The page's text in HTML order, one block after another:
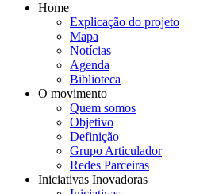
Home
Explicação do projeto
Mapa
Notícias
Agenda
Biblioteca
O movimento
Quem somos
Objetivo
Definição
Grupo Articulador
Redes Parceiras
Iniciativas Inovadoras